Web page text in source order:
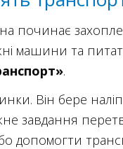
починає
машини та
.
Він бере
завдання
допомогти